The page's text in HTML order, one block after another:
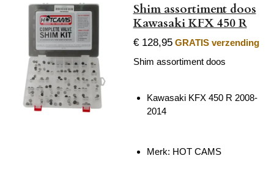
Shim assortiment doos
Kawasaki KFX 450 R
€ 128,95 GRATIS verzending
Shim assortiment doos
Kawasaki KFX 450 R 2008-
2014
Merk: HOT CAMS